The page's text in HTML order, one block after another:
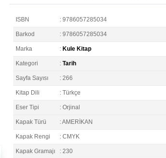
ISBN : 9786057285034
Barkod : 9786057285034
Marka : Kule Kitap
Kategori : Tarih
Sayfa Sayısı : 266
Kitap Dili : Türkçe
Eser Tipi : Orjinal
Kapak Türü : AMERİKAN
Kapak Rengi : CMYK
Kapak Gramajı : 230